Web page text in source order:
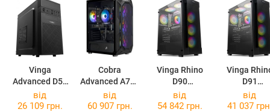
Vinga
Advanced D57
Advanced D5765
Cobra
Advanced A75F
A75F.32.S1.56.20916
Vinga Rhino
D90
Rhino D9028
Vinga
D91
Rhino
від
26 109 грн.
від
60 907 грн.
від
54 842 грн.
від
41 037